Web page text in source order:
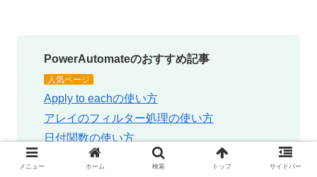
PowerAutomateのおすすめ記事
人気ページ
Apply to eachの使い方
アレイのフィルター処理の使い方
日付関数の使い方
エラーを無視する方法
メニュー ホーム 検索 トップ サイドバー